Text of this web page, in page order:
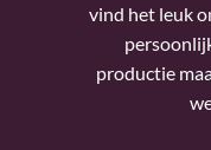
vind het leuk
productie